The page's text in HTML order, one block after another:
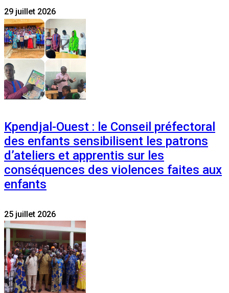
29 juillet 2026
Kpendjal-Ouest : le Conseil préfectoral
des enfants sensibilisent les patrons
d’ateliers et apprentis sur les
conséquences des violences faites aux
enfants
25 juillet 2026